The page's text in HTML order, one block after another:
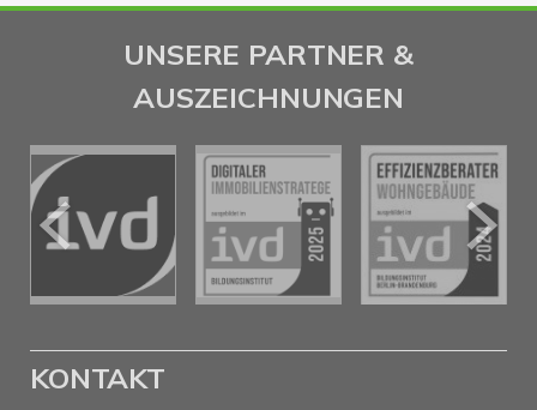
UNSERE PARTNER &
AUSZEICHNUNGEN
KONTAKT